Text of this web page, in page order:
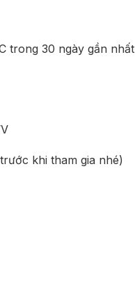
trong 30 ngày gần nhất
khi tham gia nhé)